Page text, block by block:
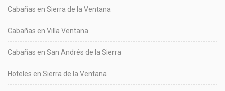
Cabañas en Sierra de la Ventana
Cabañas en Villa Ventana
Cabañas en San Andrés de la Sierra
Hoteles en Sierra de la Ventana